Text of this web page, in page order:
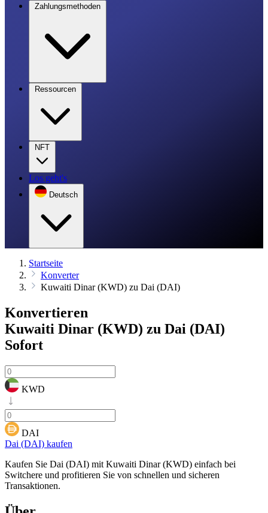
Zahlungsmethoden
Ressourcen
NFT
Los geht's
Deutsch
Startseite
Konverter
Kuwaiti Dinar (KWD) zu Dai (DAI)
Konvertieren
Kuwaiti Dinar (KWD) zu Dai (DAI)
Sofort
KWD
DAI
Dai (DAI) kaufen
Kaufen Sie Dai (DAI) mit Kuwaiti Dinar (KWD) einfach bei
Switchere und profitieren Sie von schnellen und sicheren
Transaktionen.